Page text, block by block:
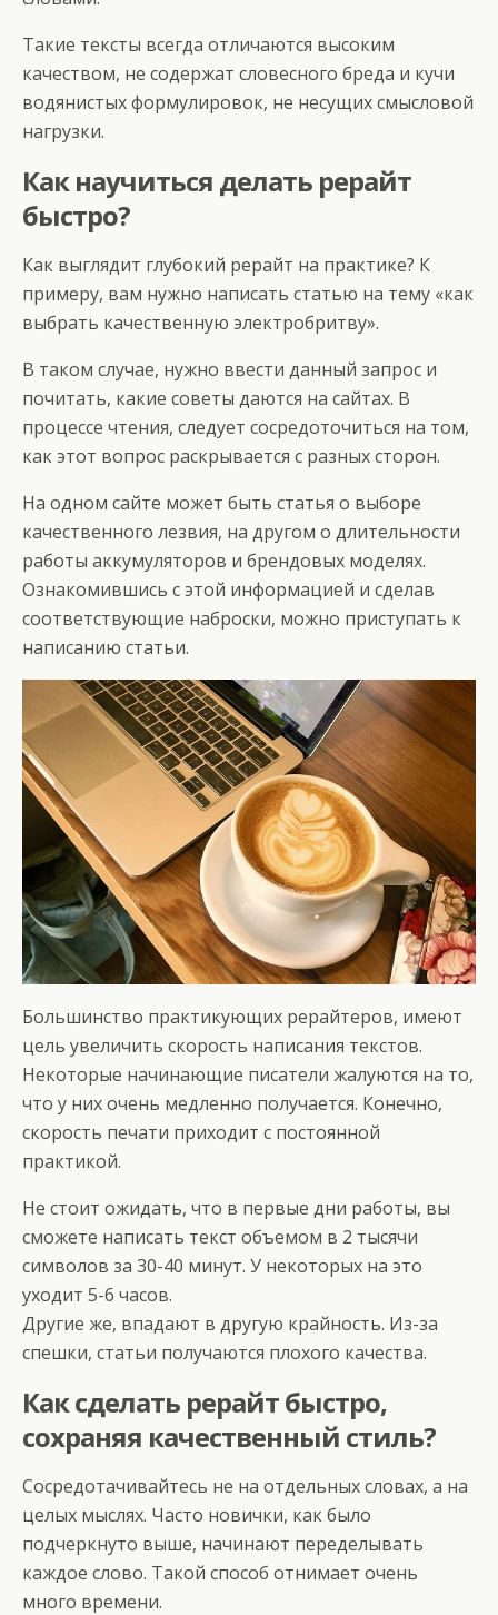
Такие тексты всегда отличаются высоким
качеством, не содержат словесного бреда и кучи
водянистых формулировок, не несущих смысловой
нагрузки.
Как научиться делать рерайт
быстро?
Как выглядит глубокий рерайт на практике? К
примеру, вам нужно написать статью на тему «как
выбрать качественную электробритву».
В таком случае, нужно ввести данный запрос и
почитать, какие советы даются на сайтах. В
процессе чтения, следует сосредоточиться на том,
как этот вопрос раскрывается с разных сторон.
На одном сайте может быть статья о выборе
качественного лезвия, на другом о длительности
работы аккумуляторов и брендовых моделях.
Ознакомившись с этой информацией и сделав
соответствующие наброски, можно приступать к
написанию статьи.
Большинство практикующих рерайтеров, имеют
цель увеличить скорость написания текстов.
Некоторые начинающие писатели жалуются на то,
что у них очень медленно получается. Конечно,
скорость печати приходит с постоянной
практикой.
Не стоит ожидать, что в первые дни работы, вы
сможете написать текст объемом в 2 тысячи
символов за 30-40 минут. У некоторых на это
уходит 5-6 часов.
Другие же, впадают в другую крайность. Из-за
спешки, статьи получаются плохого качества.
Как сделать рерайт быстро,
сохраняя качественный стиль?
Сосредотачивайтесь не на отдельных словах, а на
целых мыслях. Часто новички, как было
подчеркнуто выше, начинают переделывать
каждое слово. Такой способ отнимает очень
много времени.